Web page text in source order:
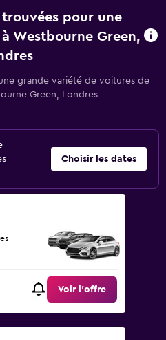
trouvées pour une
Westbourne Green,
grande variété de voitures de
Green, Londres
Choisir les dates
Voir l’offre